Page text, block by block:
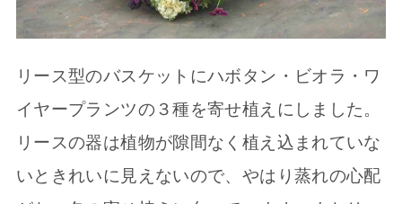
リース型のバスケットにハボタン・ビオラ・ワ
イヤープランツの３種を寄せ植えにしました。
リースの器は植物が隙間なく植え込まれていな
いときれいに見えないので、やはり蒸れの心配